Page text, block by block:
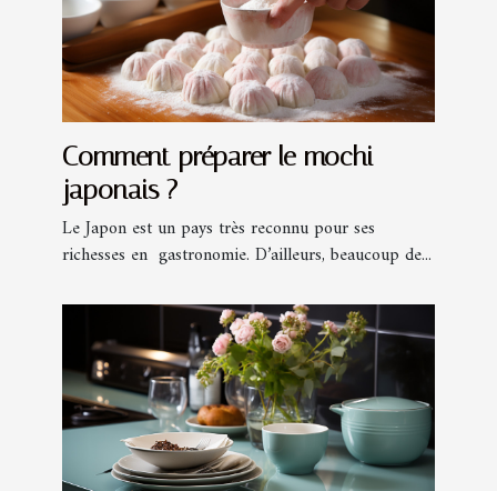
Comment préparer le mochi
japonais ?
Le Japon est un pays très reconnu pour ses
richesses en gastronomie. D’ailleurs, beaucoup de...